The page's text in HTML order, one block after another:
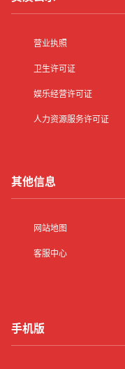
营业执照
卫生许可证
娱乐经营许可证
人力资源服务许可证
其他信息
网站地图
客服中心
手机版